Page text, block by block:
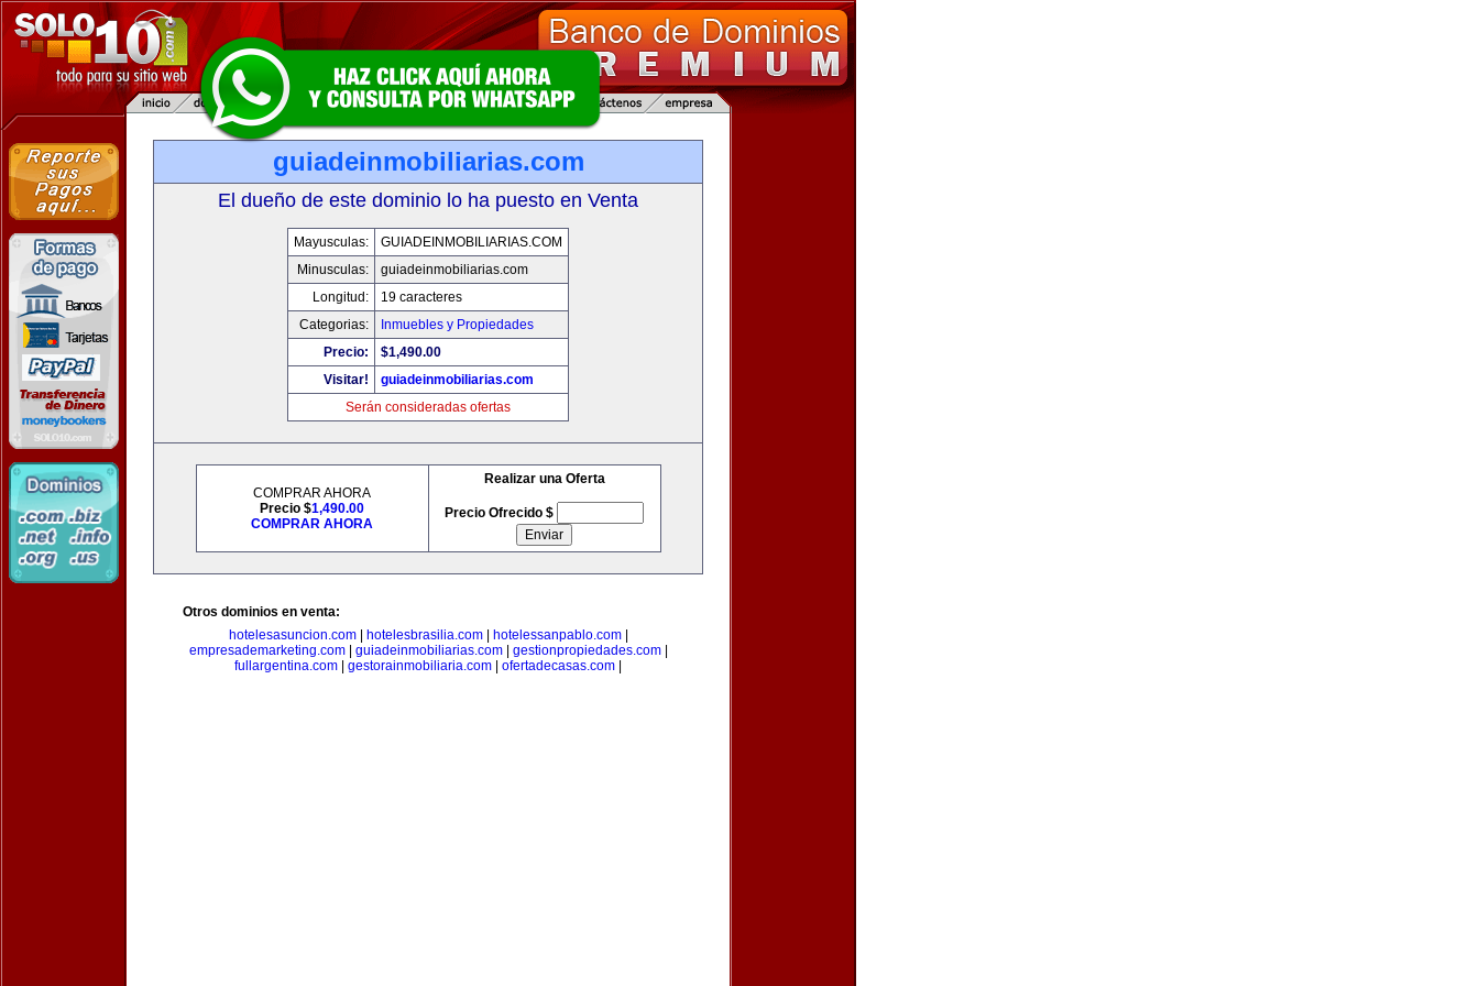
guiadeinmobiliarias.com
El dueño de este dominio lo ha puesto en Venta
Mayusculas:
GUIADEINMOBILIARIAS.COM
Minusculas:
guiadeinmobiliarias.com
Longitud:
19 caracteres
Categorias:
Inmuebles y Propiedades
Precio:
$1,490.00
Visitar!
guiadeinmobiliarias.com
Serán consideradas ofertas
COMPRAR AHORA
Precio $1,490.00
COMPRAR AHORA
Realizar una Oferta
Precio Ofrecido $
Otros dominios en venta:
hotelesasuncion.com| hotelesbrasilia.com| hotelessanpablo.com|
empresademarketing.com| guiadeinmobiliarias.com| gestionpropiedades.com|
fullargentina.com
gestorainmobiliaria.com ofertadecasas.com